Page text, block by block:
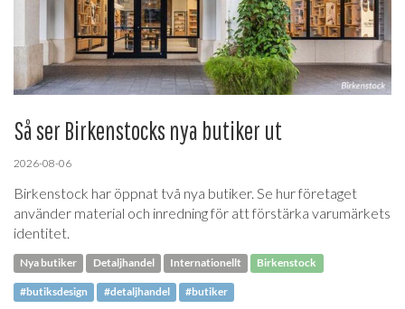
Så ser Birkenstocks nya butiker ut
2026-08-06
Birkenstock har öppnat två nya butiker. Se hur företaget
använder material och inredning för att förstärka varumärkets
identitet.
Nya butiker Detaljhandel Internationellt Birkenstock
#butiksdesign #detaljhandel #butiker